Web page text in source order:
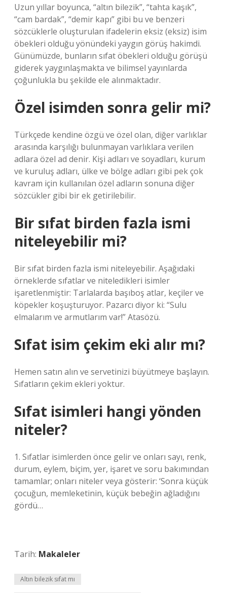
Uzun yıllar boyunca, “altın bilezik”, “tahta kaşık”,
“cam bardak”, “demir kapı” gibi bu ve benzeri
sözcüklerle oluşturulan ifadelerin eksiz (eksiz) isim
öbekleri olduğu yönündeki yaygın görüş hakimdi.
Günümüzde, bunların sıfat öbekleri olduğu görüşü
giderek yaygınlaşmakta ve bilimsel yayınlarda
çoğunlukla bu şekilde ele alınmaktadır.
Özel isimden sonra gelir mi?
Türkçede kendine özgü ve özel olan, diğer varlıklar
arasında karşılığı bulunmayan varlıklara verilen
adlara özel ad denir. Kişi adları ve soyadları, kurum
ve kuruluş adları, ülke ve bölge adları gibi pek çok
kavram için kullanılan özel adların sonuna diğer
sözcükler gibi bir ek getirilebilir.
Bir sıfat birden fazla ismi
niteleyebilir mi?
Bir sıfat birden fazla ismi niteleyebilir. Aşağıdaki
örneklerde sıfatlar ve niteledikleri isimler
işaretlenmiştir: Tarlalarda başıboş atlar, keçiler ve
köpekler koşuşturuyor. Pazarcı diyor ki: “Sulu
elmalarım ve armutlarım var!” Atasözü.
Sıfat isim çekim eki alır mı?
Hemen satın alın ve servetinizi büyütmeye başlayın.
Sıfatların çekim ekleri yoktur.
Sıfat isimleri hangi yönden
niteler?
1. Sıfatlar isimlerden önce gelir ve onları sayı, renk,
durum, eylem, biçim, yer, işaret ve soru bakımından
tamamlar; onları niteler veya gösterir: ‘Sonra küçük
çocuğun, memleketinin, küçük bebeğin ağladığını
gördü…
Tarih: Makaleler
Altın bilezik sıfat mı